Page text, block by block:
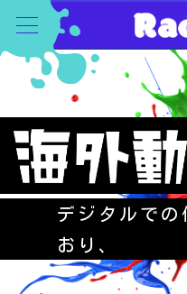
デジタルで
おり、